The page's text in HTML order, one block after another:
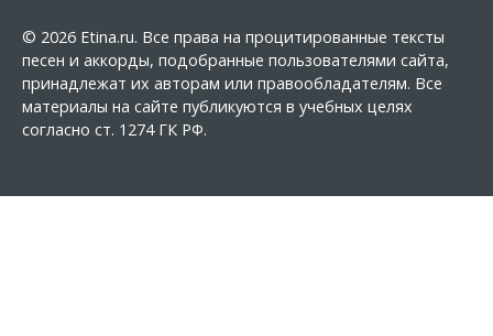
© 2026 Etina.ru. Все права на процитированные тексты
песен и аккорды, подобранные пользователями сайта,
принадлежат их авторам или правообладателям. Все
материалы на сайте публикуются в учебных целях
согласно ст. 1274 ГК РФ.